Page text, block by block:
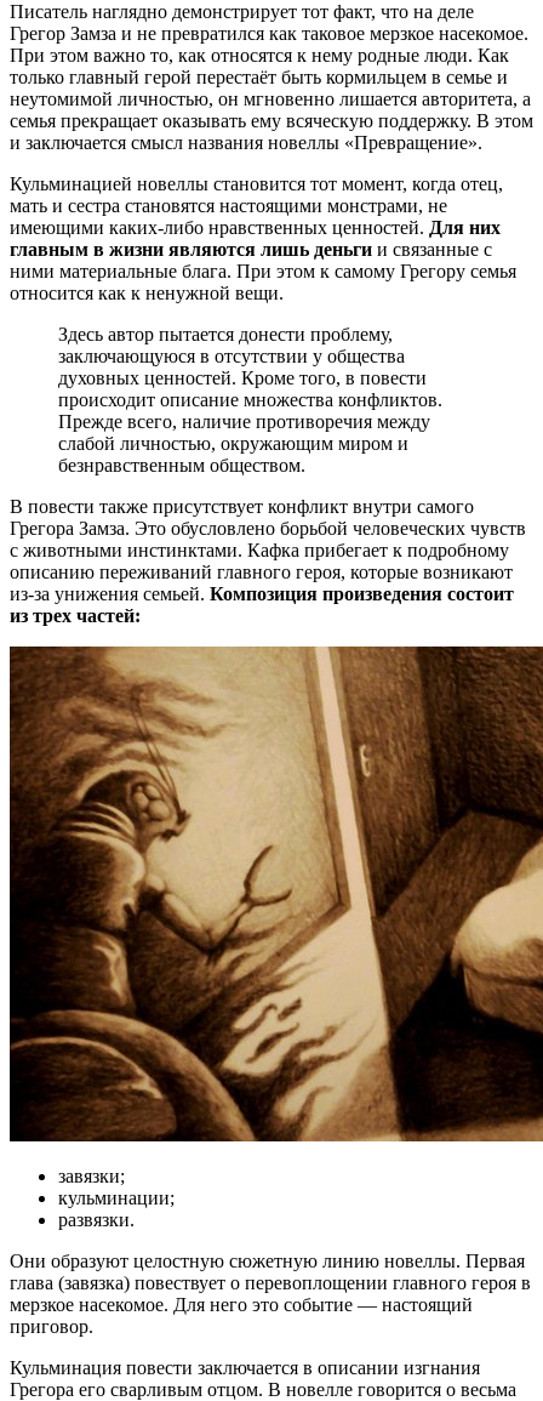
Писатель наглядно демонстрирует тот факт, что на деле
Грегор Замза и не превратился как таковое мерзкое насекомое.
При этом важно то, как относятся к нему родные люди. Как
только главный герой перестаёт быть кормильцем в семье и
неутомимой личностью, он мгновенно лишается авторитета, а
семья прекращает оказывать ему всяческую поддержку. В этом
и заключается смысл названия новеллы «Превращение».
Кульминацией новеллы становится тот момент, когда отец,
мать и сестра становятся настоящими монстрами, не
имеющими каких-либо нравственных ценностей. Для них
главным в жизни являются лишь деньги и связанные с
ними материальные блага. При этом к самому Грегору семья
относится как к ненужной вещи.
Здесь автор пытается донести проблему,
заключающуюся в отсутствии у общества
духовных ценностей. Кроме того, в повести
происходит описание множества конфликтов.
Прежде всего, наличие противоречия между
слабой личностью, окружающим миром и
безнравственным обществом.
В повести также присутствует конфликт внутри самого
Грегора Замза. Это обусловлено борьбой человеческих чувств
с животными инстинктами. Кафка прибегает к подробному
описанию переживаний главного героя, которые возникают
из-за унижения семьей. Композиция произведения состоит
из трех частей:
завязки;
кульминации;
развязки.
Они образуют целостную сюжетную линию новеллы. Первая
глава (завязка) повествует о перевоплощении главного героя в
мерзкое насекомое. Для него это событие — настоящий
приговор.
Кульминация повести заключается в описании изгнания
Грегора его сварливым отцом. В новелле говорится о весьма